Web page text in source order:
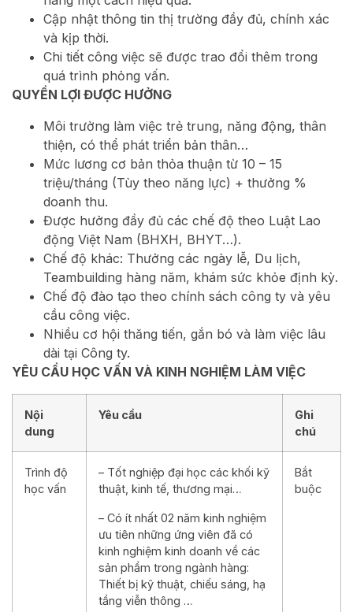
Cập nhật thông tin thị trường đầy đủ, chính xác
và kịp thời.
Chi tiết công việc sẽ được trao đổi thêm trong
quá trình phỏng vấn.
QUYỀN LỢI ĐƯỢC HƯỞNG
Môi trường làm việc trẻ trung, năng động, thân
thiện, có thể phát triển bản thân…
Mức lương cơ bản thỏa thuận từ 10 – 15
triệu/tháng (Tùy theo năng lực) + thưởng %
doanh thu.
Được hưởng đầy đủ các chế độ theo Luật Lao
động Việt Nam (BHXH, BHYT…).
Chế độ khác: Thưởng các ngày lễ, Du lịch,
Teambuilding hàng năm, khám sức khỏe định kỳ.
Chế độ đào tạo theo chính sách công ty và yêu
cầu công việc.
Nhiều cơ hội thăng tiến, gắn bó và làm việc lâu
dài tại Công ty.
YÊU CẦU HỌC VẤN VÀ KINH NGHIỆM LÀM VIỆC
Nội
dung
Yêu cầu
Ghi
chú
Trình độ
học vấn
– Tốt nghiệp đại học các khối kỹ
thuật, kinh tế, thương mại…
– Có ít nhất 02 năm kinh nghiệm
ưu tiên những ứng viên đã có
kinh nghiệm kinh doanh về các
sản phẩm trong ngành hàng:
Thiết bị kỹ thuật, chiếu sáng, hạ
tầng viễn thông …
Bắt
buộc